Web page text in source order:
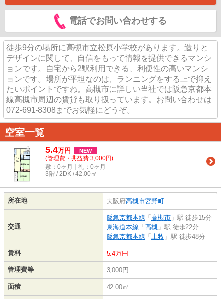
電話でお問い合わせする
徒歩9分の場所に高槻市立松原小学校があります。造りと
デザインに関して、自信をもって情報を提供できるマンシ
ョンです。自宅から2駅利用できる、利便性の高いマンシ
ョンです。場所が平坦なのは、ランニングをする上で抑え
たいポイントですね。高槻市に詳しい当社では阪急京都本
線高槻市周辺の賃貸も取り扱っています。お問い合わせは
072-691-8308までお気軽にどうぞ。
空室一覧
5.4万円 NEW
(管理費・共益費 3,000円)
敷：0ヶ月｜礼：0ヶ月
3階 / 2DK / 42.00㎡
所在地 大阪府高槻市宮野町
交通
阪急京都本線 「 高槻市 」駅 徒歩15分
東海道本線 「 高槻 」駅 徒歩22分
阪急京都本線 「 上牧 」駅 徒歩48分
賃料 5.4万円
管理費等 3,000円
面積 42.00㎡